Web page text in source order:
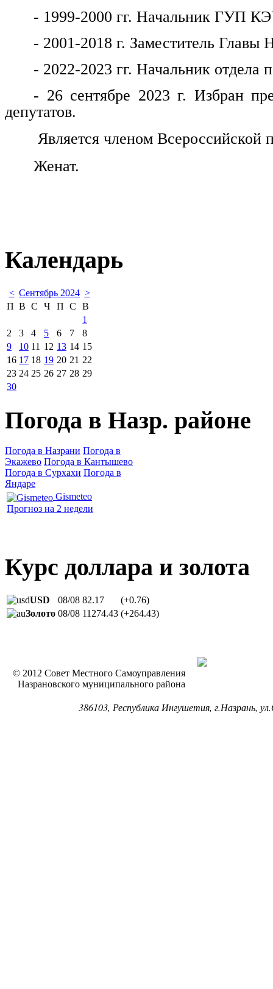
- 1999-2000 гг. Начальник ГУП
- 2001-2018 г. Заместитель Главы
- 2022-2023 гг. Начальник
- 26 сентябре 2023 г. Избран
депутатов.
Является членом Всероссийской
Женат.
Календарь
< Сентябрь 2024 >
П В С Ч П С
В
1
2
3 4 5 6 7
8
9
10 11 12 13 14 15
16 17 18 19 20 21 22
23 24 25 26 27 28 29
30
Погода в Назр. районе
Погода в Назрани Погода в
Экажево Погода в Кантышево
Погода в Сурхахи Погода в
Яндаре
Gismeteo
Прогноз на 2 недели
Курс доллара и золота
USD 08/08 82.17
(+0.76)
Золото 08/08 11274.43 (+264.43)
© 2012 Совет Местного Самоуправления
Назрановского муниципального района
386103, Республика Ингушетия, г.Назрань,